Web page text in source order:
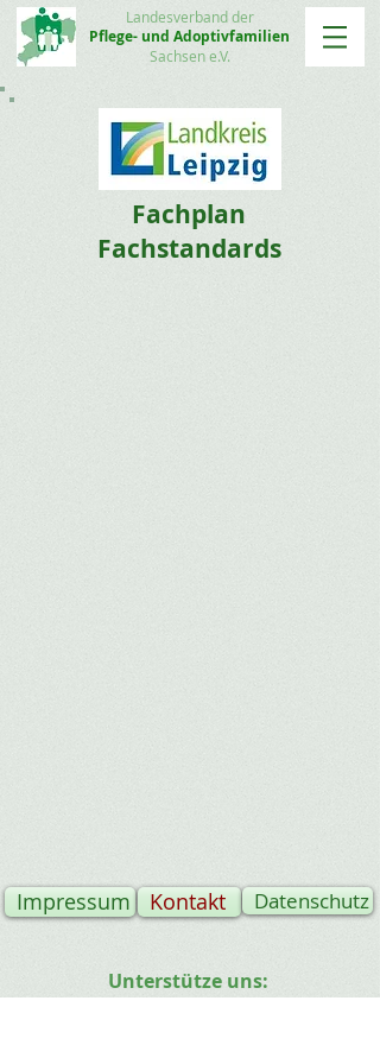
Landesverband der
Pflege- und Adoptivfamilien
Sachsen e.V.
Fachplan
Fachstandards
Impressum Kontakt Datenschutz
Unterstütze uns: